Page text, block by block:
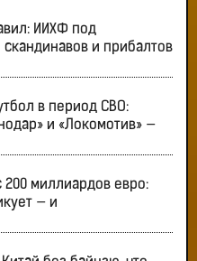
ИИХФ под
и прибалтов
в период СВО:
и «Локомотив» —
200 миллиардов евро:
— и